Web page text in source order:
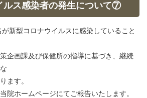
ルス感染者の発生について⑦
新型コロナウイルスに感染していること
企画課及び保健所の指導に基づき、継続
ます。
院ホームページにてご報告いたします。